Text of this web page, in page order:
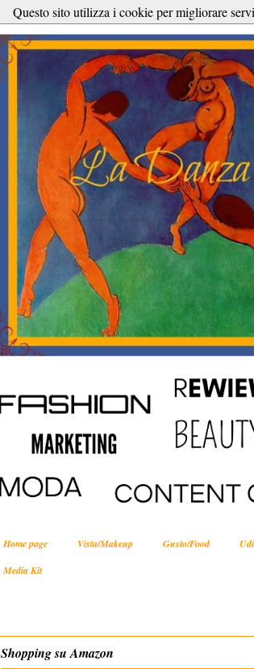
Home page Vista/Makeup Gusto/Food
Media Kit
Shopping su Amazon
Questo sito utilizza i cookie per migliorare